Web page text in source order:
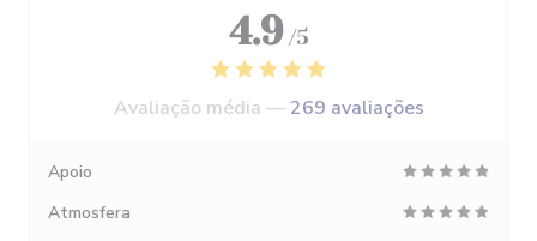
4.9 /5
Avaliação média —269 avaliações
Apoio
Atmosfera